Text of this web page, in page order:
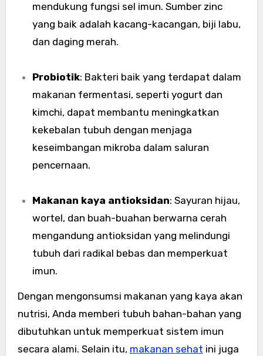
mendukung fungsi sel imun. Sumber zinc
yang baik adalah kacang-kacangan, biji labu,
dan daging merah.
Probiotik: Bakteri baik yang terdapat dalam
makanan fermentasi, seperti yogurt dan
kimchi, dapat membantu meningkatkan
kekebalan tubuh dengan menjaga
keseimbangan mikroba dalam saluran
pencernaan.
Makanan kaya antioksidan: Sayuran hijau,
wortel, dan buah-buahan berwarna cerah
mengandung antioksidan yang melindungi
tubuh dari radikal bebas dan memperkuat
imun.
Dengan mengonsumsi makanan yang kaya akan
nutrisi, Anda memberi tubuh bahan-bahan yang
dibutuhkan untuk memperkuat sistem imun
secara alami. Selain itu, makanan sehat ini juga